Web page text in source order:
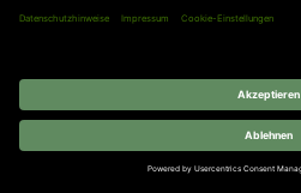
© 2026